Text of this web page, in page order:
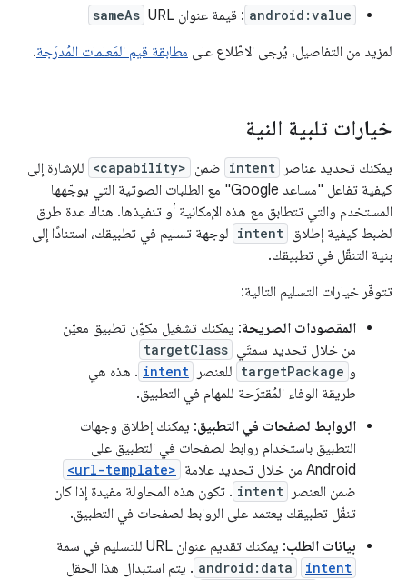
android:value : قيمة عنوان URL sameAs
لمزيد من التفاصيل، يُرجى الاطّلاع على مطابقة قيم المَعلمات المُدرَجة.
خيارات تلبية النية
يمكنك تحديد عناصر intent ضمن <capability> للإشارة إلى
كيفية تفاعل "مساعد Google" مع الطلبات الصوتية التي يوجّهها
المستخدم والتي تتطابق مع هذه الإمكانية أو تنفيذها. هناك عدة طرق
لضبط كيفية إطلاق intent لوجهة تسليم في تطبيقك، استنادًا إلى
بنية التنقّل في تطبيقك.
تتوفّر خيارات التسليم التالية:
المقصودات الصريحة: يمكنك تشغيل مكوّن تطبيق معيّن
من خلال تحديد سمتَي targetClass
و targetPackage للعنصر intent . هذه هي
طريقة الوفاء المُقترَحة للمهام في التطبيق.
الروابط لصفحات في التطبيق: يمكنك إطلاق وجهات
التطبيق باستخدام روابط لصفحات في التطبيق على
Android من خلال تحديد علامة
<url-template>
ضمن العنصر intent . تكون هذه المحاولة مفيدة إذا كان
تنقّل تطبيقك يعتمد على الروابط لصفحات في التطبيق.
بيانات الطلب: يمكنك تقديم عنوان URL للتسليم في سمة
intent
android:data . يتم استبدال هذا الحقل